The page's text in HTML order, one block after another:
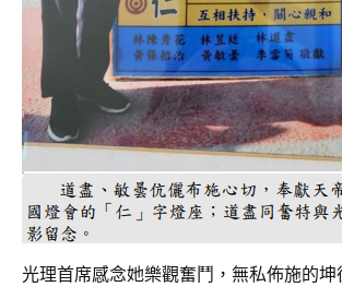
光理首席感念她樂觀奮鬥，無私佈施的